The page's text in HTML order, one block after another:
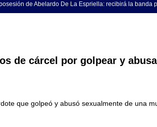
de Abelardo De La Espriella: recibirá la banda
LO ÚLTIMO
de la banda presidencial que portará Abelardo De
de un sastre colombiano reconocido en el mundo
de cárcel por golpear y
que golpeó y abusó sexualmente de una